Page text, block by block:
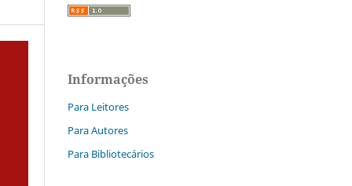
Informações
Para Leitores
Para Autores
Para Bibliotecários